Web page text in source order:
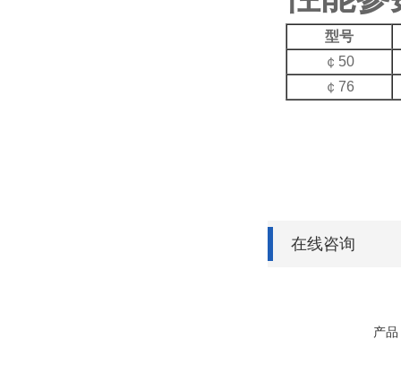
型号
￠50
￠76
在线咨询
产品